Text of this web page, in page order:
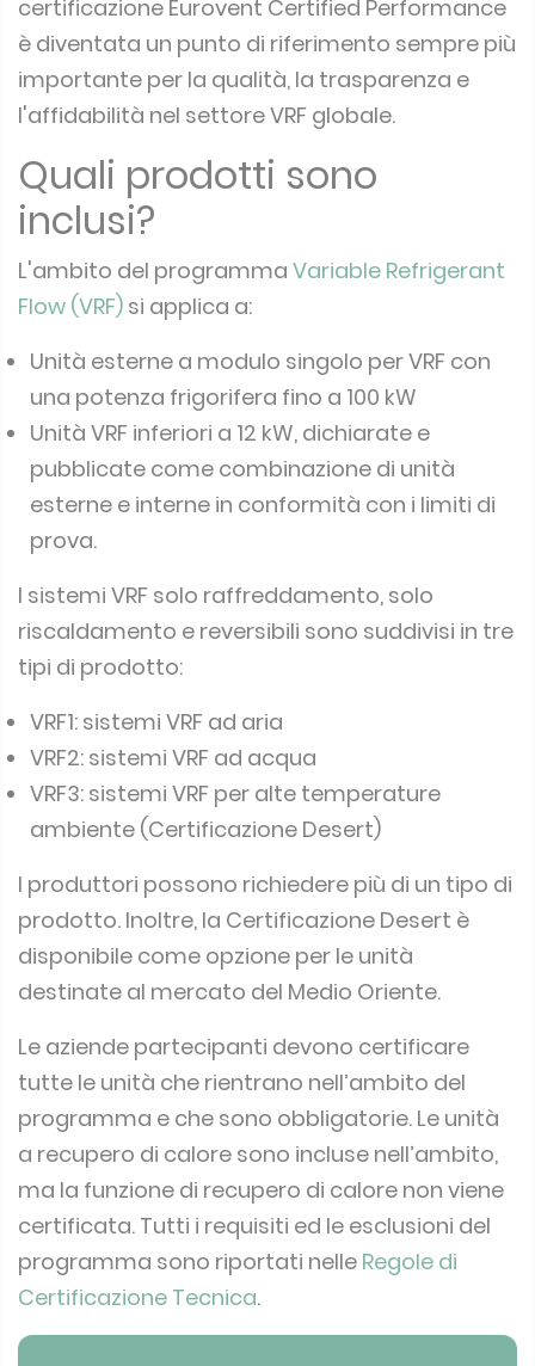
certificazione Eurovent Certified Performance
è diventata un punto di riferimento sempre più
importante per la qualità, la trasparenza e
l'affidabilità nel settore VRF globale.
Quali prodotti sono
inclusi?
L'ambito del programma Variable Refrigerant
Flow (VRF) si applica a:
Unità esterne a modulo singolo per VRF con
una potenza frigorifera fino a 100 kW
Unità VRF inferiori a 12 kW, dichiarate e
pubblicate come combinazione di unità
esterne e interne in conformità con i limiti di
prova.
I sistemi VRF solo raffreddamento, solo
riscaldamento e reversibili sono suddivisi in tre
tipi di prodotto:
VRF1: sistemi VRF ad aria
VRF2: sistemi VRF ad acqua
VRF3: sistemi VRF per alte temperature
ambiente (Certificazione Desert)
I produttori possono richiedere più di un tipo di
prodotto. Inoltre, la Certificazione Desert è
disponibile come opzione per le unità
destinate al mercato del Medio Oriente.
Le aziende partecipanti devono certificare
tutte le unità che rientrano nell’ambito del
programma e che sono obbligatorie. Le unità
a recupero di calore sono incluse nell’ambito,
ma la funzione di recupero di calore non viene
certificata. Tutti i requisiti ed le esclusioni del
programma sono riportati nelle Regole di
Certificazione Tecnica.